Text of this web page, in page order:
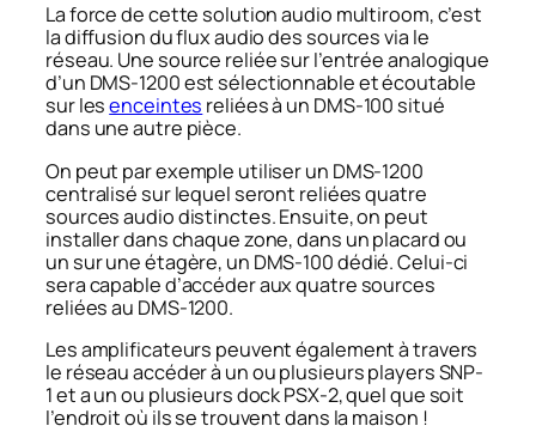
La force de cette solution audio multiroom, c’est
la diffusion du flux audio des sources via le
réseau. Une source reliée sur l’entrée analogique
d’un DMS-1200 est sélectionnable et écoutable
sur lesenceintes reliées à un DMS-100 situé
dans une autre pièce.
On peut par exemple utiliser un DMS-1200
centralisé sur lequel seront reliées quatre
sources audio distinctes. Ensuite, on peut
installer dans chaque zone, dans un placard ou
un sur une étagère, un DMS-100 dédié. Celui-ci
sera capable d’accéder aux quatre sources
reliées au DMS-1200.
Les amplificateurs peuvent également à travers
le réseau accéder à un ou plusieurs players SNP-
1 et a un ou plusieurs dock PSX-2, quel que soit
l’endroit où ils se trouvent dans la maison !